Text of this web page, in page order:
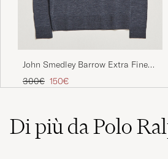
John Smedley Barrow Extra Fine
Merino Half Zip Charcoal
Prezzo ordinario
300€ Prezzo ridotto
150€
Di più da Polo